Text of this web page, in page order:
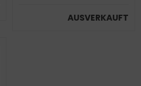
AUSVERKAUFT